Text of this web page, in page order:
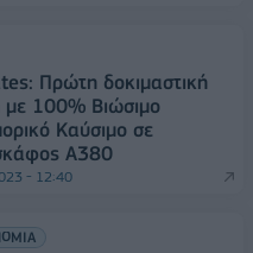
Πρώτη δοκιμαστική
με 100% Βιώσιμο
Καύσιμο σε
A380
- 12:40